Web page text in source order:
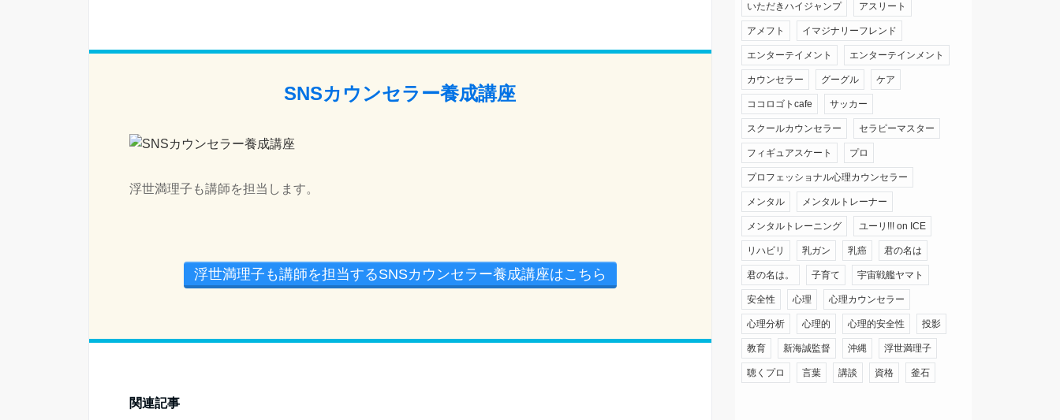
SNSカウンセラー養成講座
浮世満理子も講師を担当します。
浮世満理子も講師を担当するSNSカウンセラー養成講座はこちら
関連記事
いただきハイジャンプ アスリート
アメフト イマジナリーフレンド
エンターテイメント エンターテインメント
カウンセラー グーグル ケア
ココロゴトcafe サッカー
スクールカウンセラー セラピーマスター
フィギュアスケート プロ
プロフェッショナル心理カウンセラー
メンタル メンタルトレーナー
メンタルトレーニング ユーリ!!! on ICE
リハビリ 乳ガン 乳癌 君の名は
君の名は。 子育て 宇宙戦艦ヤマト
安全性 心理 心理カウンセラー
心理分析 心理的 心理的安全性 投影
教育 新海誠監督 沖縄 浮世満理子
聴くプロ 言葉 講談 資格 釜石